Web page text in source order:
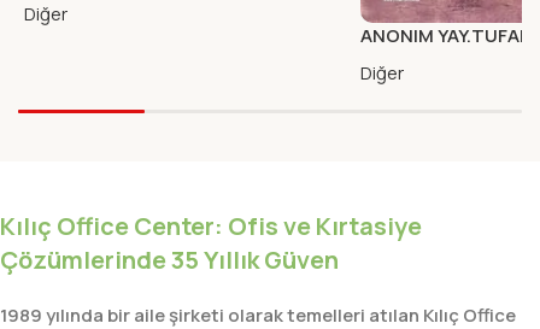
Diğer
ANONIM
TURFANDA MI
Diğer
Kılıç Office Center: Ofis ve Kırtasiye
Çözümlerinde 35 Yıllık Güven
1989 yılında bir aile şirketi olarak temelleri atılan Kılıç Office